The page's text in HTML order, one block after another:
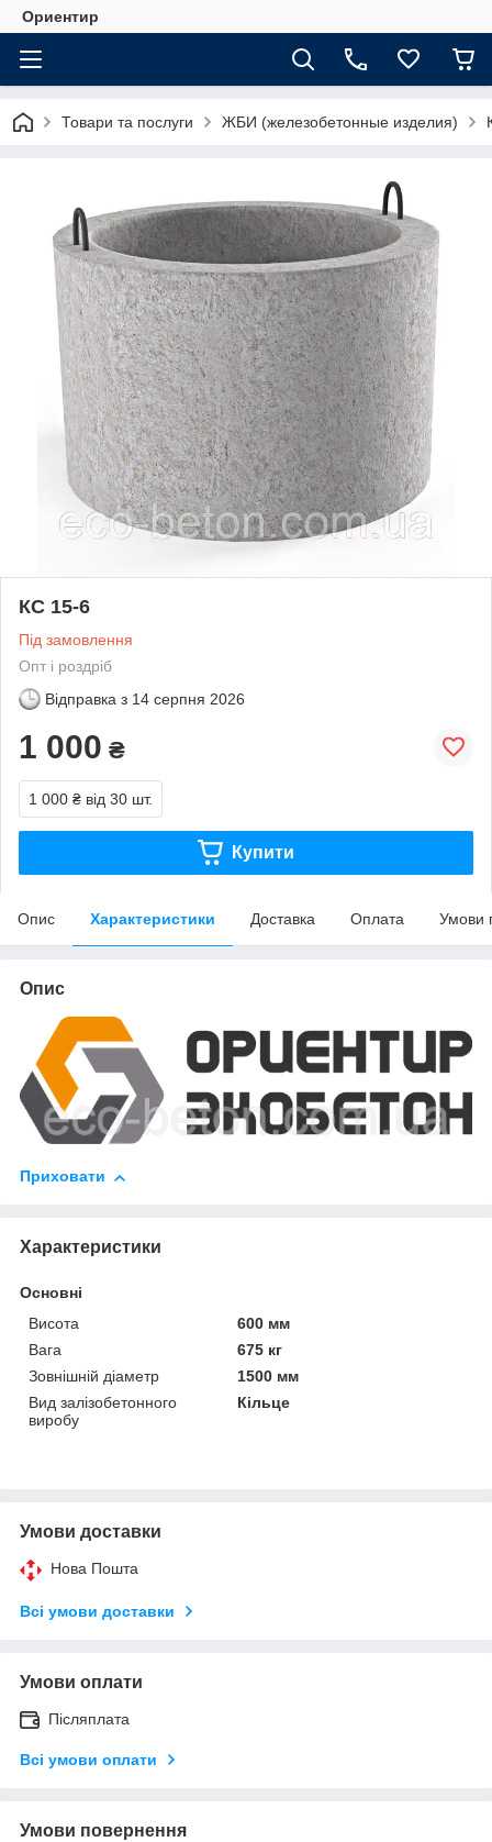
Ориентир
Товари та послуги ЖБИ (железобетонные изделия)
КС 15-6
Під замовлення
Опт і роздріб
Відправка з 14 серпня 2026
1 000 ₴
1 000 ₴ від 30 шт.
Купити
Опис Характеристики Доставка Оплата Умови
Опис
Приховати
Характеристики
Основні
Висота
600 мм
Вага
675 кг
Зовнішній діаметр
1500 мм
Вид залізобетонного
виробу
Кільце
Умови доставки
Нова Пошта
Всі умови доставки
Умови оплати
Післяплата
Всі умови оплати
Умови повернення